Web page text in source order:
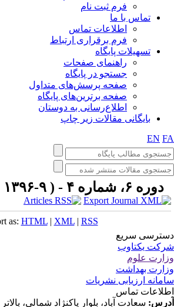
فرم ثبت نام
تماس با ما
اطلاعات تماس
فرم برقراری ارتباط
تسهیلات پایگاه
راهنمای صفحات
جستجو در پایگاه
صفحه پرسش‌های متداول
صفحه برترین‌های پایگاه
اطلاع‌رسانی به دوستان
بایگانی مقالات زیر چاپ
EN
دوره ۶، شماره ۴ - ( ۹-۱۳۹۶ )
as:HTML |XML |RSS
سریع
یکتاوب
علوم
بهداشت
ارزیابی نشریات
تماس
سعادت آباد، بلوار پاکنژاد شمالی،